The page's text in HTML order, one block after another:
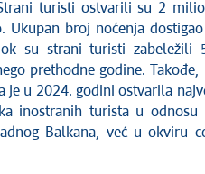
turisti ostvarili su 2
Ukupan broj noćenja
su strani turisti zabeležili
prethodne godine. Takođe,
je u 2024. godini ostvarila
inostranih turista u odnosu
Balkana, već u okviru